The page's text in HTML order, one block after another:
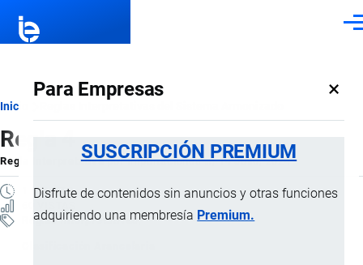
Para Empresas ×
SUSCRIPCIÓN PREMIUM
Disfrute de contenidos sin anuncios y otras funciones
adquiriendo una membresía Premium.
Ruta
de
navegación
Inicio
Regla 4
Regla InterpretativaporImportaciones …, 14 Julio, 2024
1 MINUTO
Reglas Interpretativas